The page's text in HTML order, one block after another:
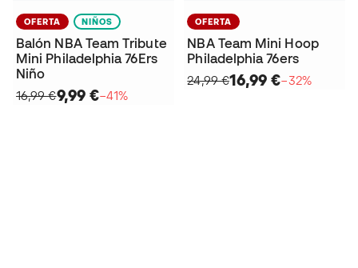
OFERTA NIÑOS
Balón NBA Team Tribute
Mini Philadelphia 76Ers
Niño
16,99 €9,99 €−41%
OFERTA
NBA Team Mini Hoop
Philadelphia 76ers
24,99 €16,99 €−32%